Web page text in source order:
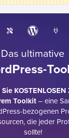
Das ultimative
Toolkit– eine
bezogenen
die jeder
sollte!